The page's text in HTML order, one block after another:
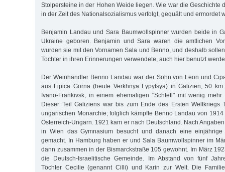
Stolpersteine in der Hohen Weide liegen. Wie war die Geschichte
in der Zeit des Nationalsozialismus verfolgt, gequält und ermordet
Benjamin Landau und Sara Baumwollspinner wurden beide in
Ukraine geboren. Benjamin und Sara waren die amtlichen
wurden sie mit den Vornamen Sala und Benno, und deshalb
Tochter in ihren Erinnerungen verwendete, auch hier benutzt
Der Weinhändler Benno Landau war der Sohn von Leon und
aus Lipica Gorna (heute Verkhnya Lypytsya) in Galizien, 50
Ivano-Frankivsk, in einem ehemaligen "Schtetl" mit wenig
Dieser Teil Galiziens war bis zum Ende des Ersten Weltkriegs
ungarischen Monarchie; folglich kämpfte Benno Landau von
Österreich-Ungarn. 1921 kam er nach Deutschland. Nach
in Wien das Gymnasium besucht und danach eine einjährige
gemacht. In Hamburg haben er und Sala Baumwollspinner im
dann zusammen in der Bismarckstraße 105 gewohnt. Im März
die Deutsch-Israelitische Gemeinde. Im Abstand von fünf
Töchter Cecilie (genannt Cilli) und Karin zur Welt. Die